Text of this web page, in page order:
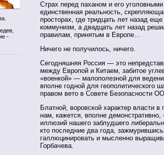
-
Страх перед паханом и его
единственная реальность,
просторах, где тридцать лет назад
коммунизм, а двадцать лет назад
правилам, принятым в Европе…
Ничего не получилось, ничего.
Сегодняшняя Россия — это
между Европой и Китаем, забитое
«военкой» — малополезной для
вполне годной для геополитического
правом вето в Совете Безопасности
Блатной, воровской характер власти
нам, кажется, вполне
иллюзий нашего заблудшего
кто последние два года,
галлюцинировать и мысленно
Горбачева.